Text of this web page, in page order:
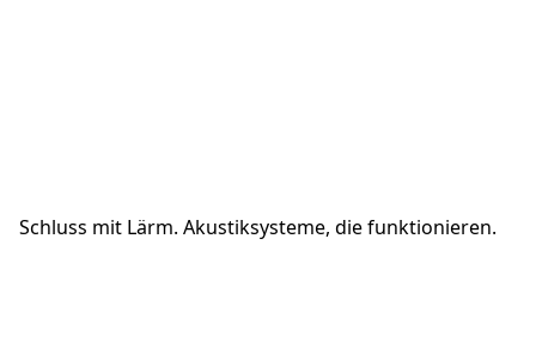
Schluss mit Lärm. Akustiksysteme, die funktionieren.